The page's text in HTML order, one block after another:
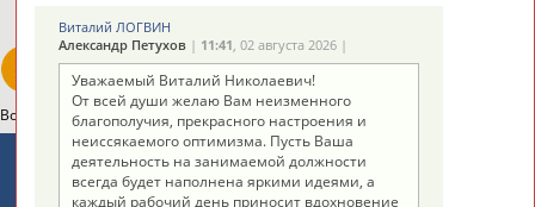
Вопросы сотрудничества и совместной деятельности
Адресов в новостной рассылке: 996
Подпишись
Виталий ЛОГВИН
Александр Петухов| 11:41, 02 августа 2026 |
Уважаемый Виталий Николаевич!
От всей души желаю Вам неизменного
благополучия, прекрасного настроения и
неиссякаемого оптимизма. Пусть Ваша
деятельность на занимаемой должности
всегда будет наполнена яркими идеями, а
каждый рабочий день приносит вдохновение